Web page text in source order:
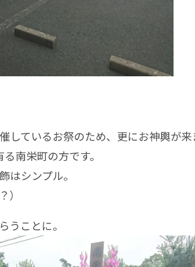
しているお祭のため、更にお神輿が
南栄町の方です。
はシンプル。
）
うことに。